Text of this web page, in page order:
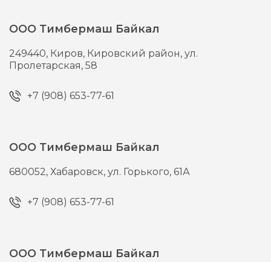
ООО Тимбермаш Байкал
249440, Киров, Кировский район, ул.
Пролетарская, 58
+7 (908) 653-77-61
ООО Тимбермаш Байкал
680052,Хабаровск,ул. Горького, 61А
+7 (908) 653-77-61
ООО Тимбермаш Байкал